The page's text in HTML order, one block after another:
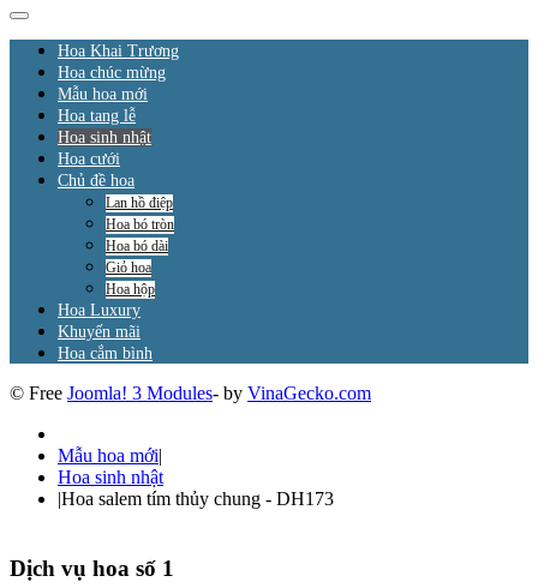
Hoa Khai Trương
Hoa chúc mừng
Mẫu hoa mới
Hoa tang lễ
Hoa sinh nhật
Hoa cưới
Chủ đề hoa
Lan hồ điệp
Hoa bó tròn
Hoa bó dài
Giỏ hoa
Hoa hộp
Hoa Luxury
Khuyến mãi
Hoa cắm bình
© Free Joomla! 3 Modules- by VinaGecko.com
Mẫu hoa mới|
Hoa sinh nhật
|Hoa salem tím thủy chung - DH173
Dịch vụ hoa số 1